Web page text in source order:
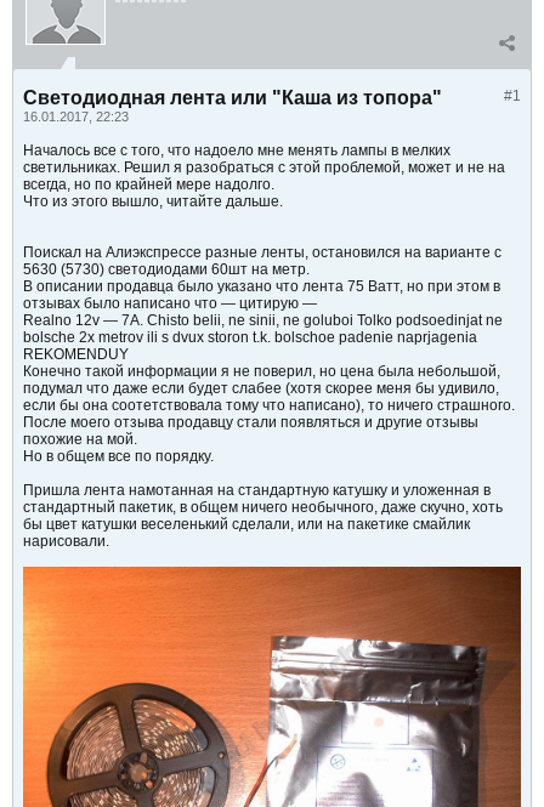
#1
Светодиодная лента или "Каша из топора"
16.01.2017, 22:23
Началось все с того, что надоело мне менять лампы в мелких
светильниках. Решил я разобраться с этой проблемой, может и не на
всегда, но по крайней мере надолго.
Что из этого вышло, читайте дальше.
Поискал на Алиэкспрессе разные ленты, остановился на варианте с
5630 (5730) светодиодами 60шт на метр.
В описании продавца было указано что лента 75 Ватт, но при этом в
отзывах было написано что — цитирую —
Realno 12v — 7A. Chisto belii, ne sinii, ne goluboi Tolko podsoedinjat ne
bolsche 2x metrov ili s dvux storon t.k. bolschoe padenie naprjagenia
REKOMENDUY
Конечно такой информации я не поверил, но цена была небольшой,
подумал что даже если будет слабее (хотя скорее меня бы удивило,
если бы она соотетствовала тому что написано), то ничего страшного.
После моего отзыва продавцу стали появляться и другие отзывы
похожие на мой.
Но в общем все по порядку.
Пришла лента намотанная на стандартную катушку и уложенная в
стандартный пакетик, в общем ничего необычного, даже скучно, хоть
бы цвет катушки веселенький сделали, или на пакетике смайлик
нарисовали.